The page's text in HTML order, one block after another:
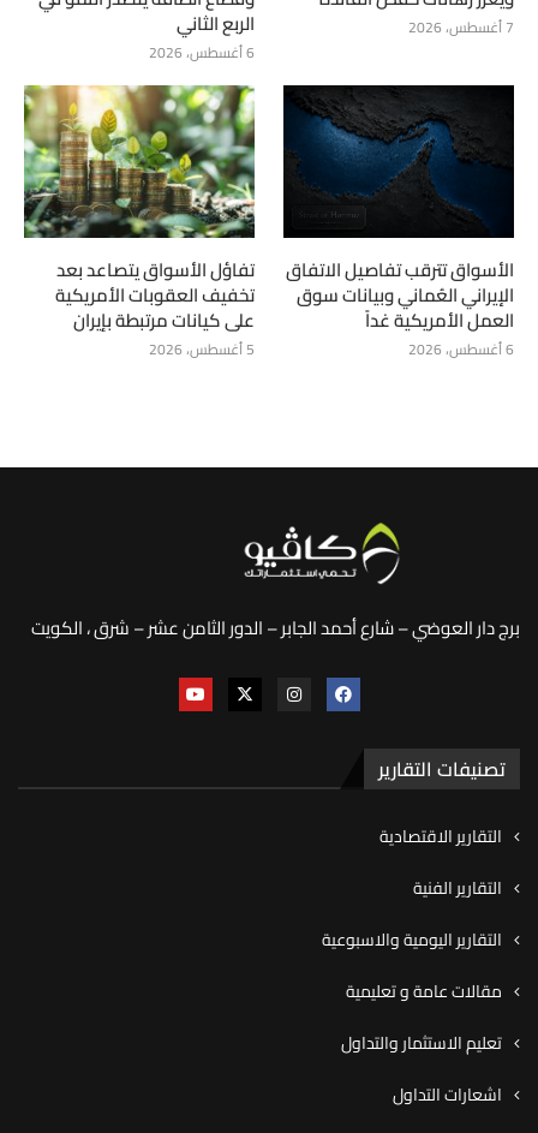
7 أغسطس، 2026 الربع الثاني
6 أغسطس، 2026
الأسواق تترقب تفاصيل الاتفاق
الإيراني العُماني وبيانات سوق
العمل الأمريكية غداً
6 أغسطس، 2026
تفاؤل الأسواق يتصاعد بعد
تخفيف العقوبات الأمريكية
على كيانات مرتبطة بإيران
5 أغسطس، 2026
برج دار العوضي – شارع أحمد الجابر – الدور الثامن عشر – شرق ، الكويت
تصنيفات التقارير
التقارير الاقتصادية
التقارير الفنية
التقارير اليومية والاسبوعية
مقالات عامة و تعليمية
تعليم الاستثمار والتداول
اشعارات التداول